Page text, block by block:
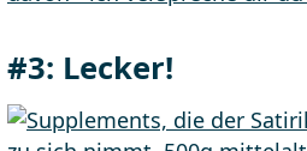
#3: Lecker!